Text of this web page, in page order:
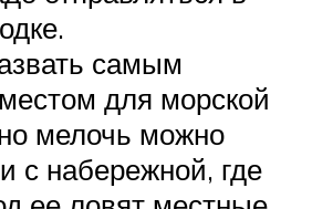
самым
для морской
мелочь можно
с набережной, где